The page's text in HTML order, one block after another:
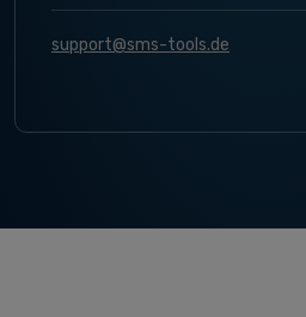
support@sms-tools.de